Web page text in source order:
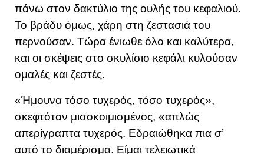
πάνω στον δακτύλιο της ουλής του κεφαλιού.
Το βράδυ όμως, χάρη στη ζεστασιά του
περνούσαν. Τώρα ένιωθε όλο και καλύτερα,
και οι σκέψεις στο σκυλίσιο κεφάλι κυλούσαν
ομαλές και ζεστές.
«Ήμουνα τόσο τυχερός, τόσο τυχερός»,
σκεφτόταν μισοκοιμισμένος, «απλώς
απερίγραπτα τυχερός. Εδραιώθηκα πια σ’
αυτό το διαμέρισμα. Είμαι τελειωτικά